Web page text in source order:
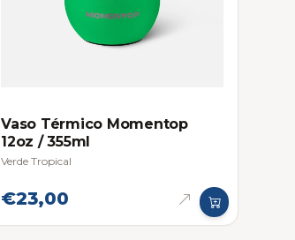
Vaso Térmico Momentop
12oz / 355ml
Verde Tropical
€23,00